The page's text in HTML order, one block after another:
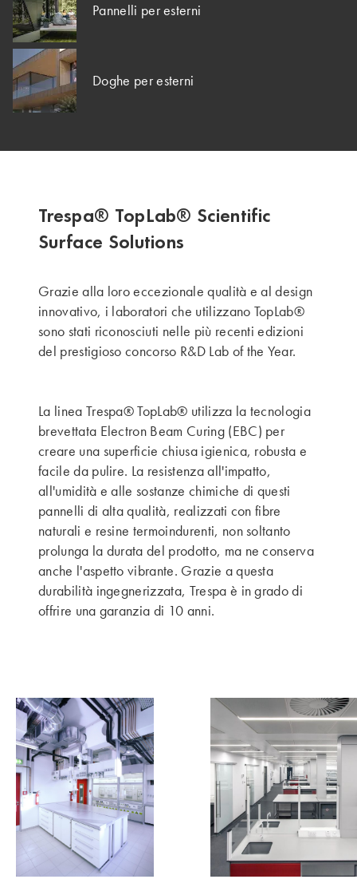
Pannelli per esterni
Doghe per esterni
Trespa® TopLab® Scientific
Surface Solutions
Grazie alla loro eccezionale qualità e al design
innovativo, i laboratori che utilizzano TopLab®
sono stati riconosciuti nelle più recenti edizioni
del prestigioso concorso R&D Lab of the Year.
La linea Trespa® TopLab® utilizza la tecnologia
brevettata Electron Beam Curing (EBC) per
creare una superficie chiusa igienica, robusta e
facile da pulire. La resistenza all'impatto,
all'umidità e alle sostanze chimiche di questi
pannelli di alta qualità, realizzati con fibre
naturali e resine termoindurenti, non soltanto
prolunga la durata del prodotto, ma ne conserva
anche l'aspetto vibrante. Grazie a questa
durabilità ingegnerizzata, Trespa è in grado di
offrire una garanzia di 10 anni.